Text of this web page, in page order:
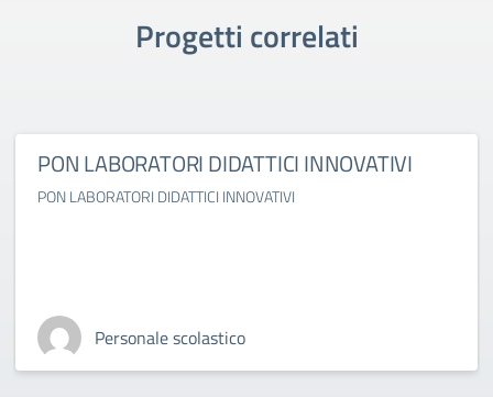
Progetti correlati
PON LABORATORI DIDATTICI INNOVATIVI
PON LABORATORI DIDATTICI INNOVATIVI
Personale scolastico